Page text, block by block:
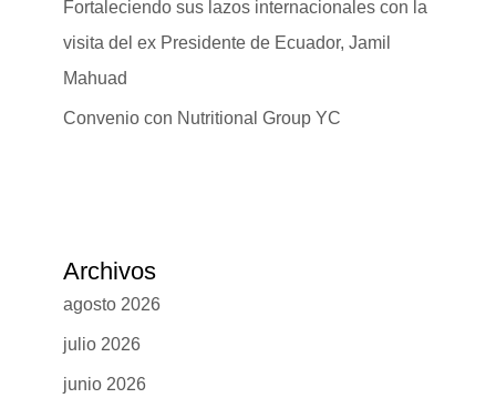
Fortaleciendo sus lazos internacionales con la
visita del ex Presidente de Ecuador, Jamil
Mahuad
Convenio con Nutritional Group YC
Archivos
agosto 2026
julio 2026
junio 2026